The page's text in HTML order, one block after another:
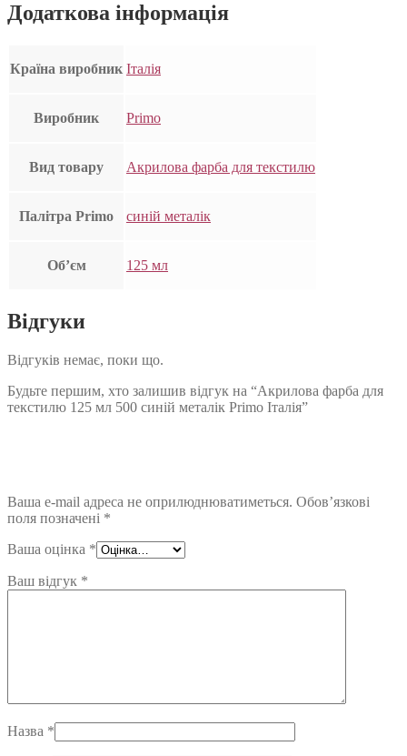
Додаткова інформація
Країна виробник Італія
Виробник Primo
Вид товару Акрилова фарба для текстилю
Палітра Primo синій металік
Об’єм 125 мл
Відгуки
Відгуків немає, поки що.
Будьте першим, хто залишив відгук на “Акрилова фарба для
текстилю 125 мл 500 синій металік Primo Італія”
Ваша e-mail адреса не оприлюднюватиметься. Обов’язкові
поля позначені *
Ваша оцінка *
Ваш відгук *
Назва *